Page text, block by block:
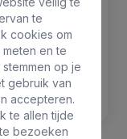
33 Km
200 m
1.5 Km
50 m
te
cookies om
en te
op je
gebruik van
accepteren.
te allen tijde
bezoeken